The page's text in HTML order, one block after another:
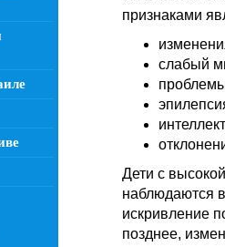
признаками
слабый
Дети с
наблюдаются
искривление
позднее,